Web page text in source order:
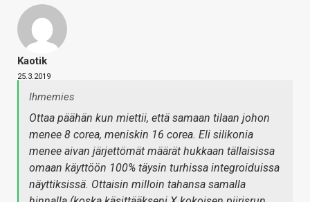
Kaotik
25.3.2019
Ihmemies
Ottaa päähän kun miettii, että samaan tilaan johon
menee 8 corea, meniskin 16 corea. Eli silikonia
menee aivan järjettömät määrät hukkaan tällaisissa
omaan käyttöön 100% täysin turhissa integroiduissa
näyttiksissä. Ottaisin milloin tahansa samalla